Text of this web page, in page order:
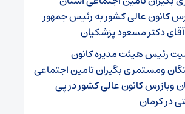
کانون عالی کشور به رئیس جمهور
دکتر مسعود پزشکیان
رئیس هیئت مدیره کانون
ومستمری بگیران تامین اجتماعی
وبازرس کانون عالی کشور در پی
در کرمان